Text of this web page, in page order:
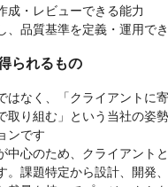
成・レビューできる能力
、品質基準を定義・運用で
られるもの
はなく、「クライアントに
取り組む」という当社の姿
ンです
中心のため、クライアントと
。課題特定から設計、開発